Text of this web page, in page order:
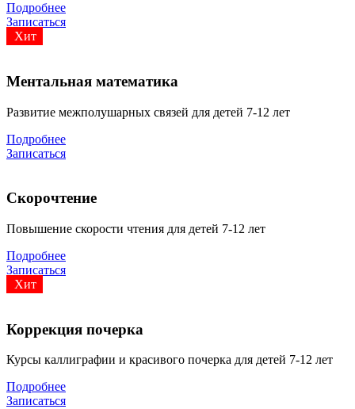
Подробнее
Записаться
Хит
Ментальная математика
Развитие межполушарных связей для детей 7-12 лет
Подробнее
Записаться
Скорочтение
Повышение скорости чтения для детей 7-12 лет
Подробнее
Записаться
Хит
Коррекция почерка
Курсы каллиграфии и красивого почерка для детей 7-12 лет
Подробнее
Записаться